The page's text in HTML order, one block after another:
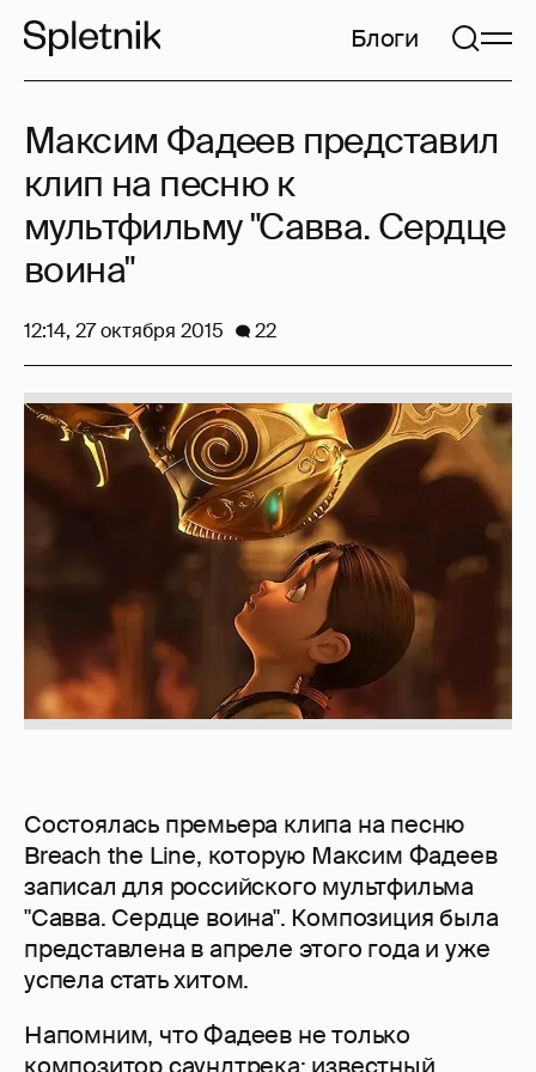
Блоги
Состоялась премьера клипа на песню
Breach the Line, которую Максим Фадеев
записал для российского мультфильма
"Савва. Сердце воина". Композиция была
представлена в апреле этого года и уже
успела стать хитом.
Напомним, что Фадеев не только
Максим Фадеев представил
клип на песню к
мультфильму "Савва. Сердце
воина"
12:14, 27 октября 2015 22